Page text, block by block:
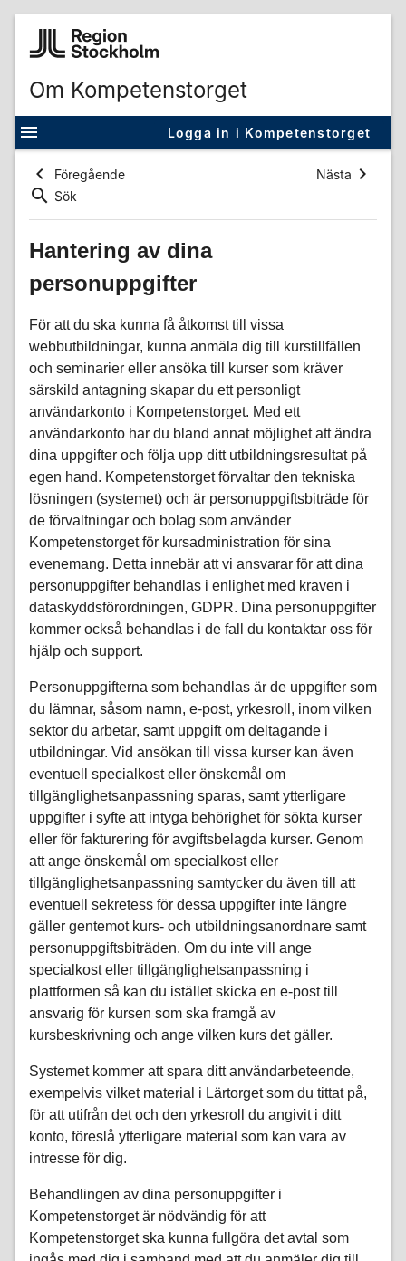
Om Kompetenstorget
Logga in i Kompetenstorget
Föregående
Nästa
Sök